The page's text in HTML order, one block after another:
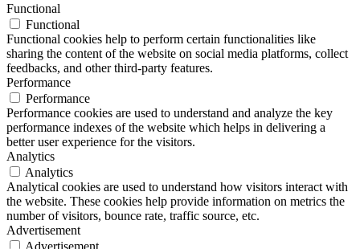
Functional
Functional
Functional cookies help to perform certain functionalities like
sharing the content of the website on social media platforms, collect
feedbacks, and other third-party features.
Performance
Performance
Performance cookies are used to understand and analyze the key
performance indexes of the website which helps in delivering a
better user experience for the visitors.
Analytics
Analytics
Analytical cookies are used to understand how visitors interact with
the website. These cookies help provide information on metrics the
number of visitors, bounce rate, traffic source, etc.
Advertisement